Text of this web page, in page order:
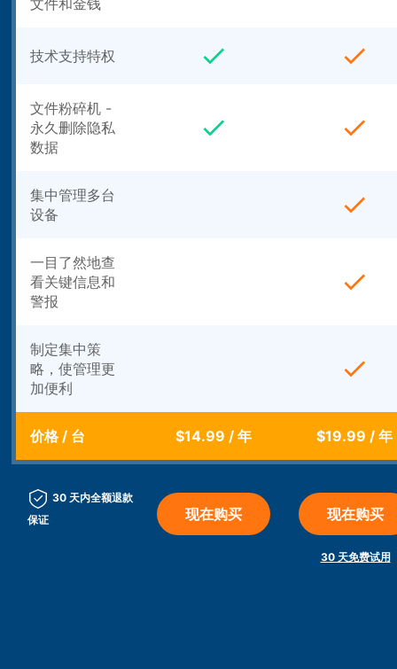
30 天内全额退款
保证
现在购买 现在购买
30 天免费试用
文件和金钱
技术支持特权
文件粉碎机 -
永久删除隐私
数据
集中管理多台
设备
一目了然地查
看关键信息和
警报
制定集中策
略，使管理更
加便利
价格/ 台 $14.99 / 年 $19.99 / 年